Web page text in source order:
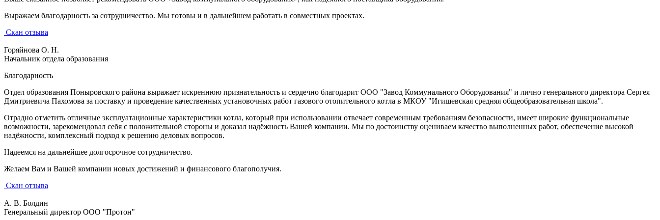
Выражаем благодарность за сотрудничество. Мы готовы и в дальнейшем работать в совместных проектах.
Скан отзыва
Горяйнова О. Н.
Начальник отдела образования
Благодарность
Отдел образования Поныровского района выражает искреннюю признательность и сердечно благодарит ООО "Завод Коммунального Оборудования" и лично генерального директора Сергея
Дмитриевича Пахомова за поставку и проведение качественных установочных работ газового отопительного котла в МКОУ "Игишевская средняя общеобразовательная школа".
Отрадно отметить отличные эксплуатационные характеристики котла, который при использовании отвечает современным требованиям безопасности, имеет широкие функциональные
возможности, зарекомендовал себя с положительной стороны и доказал надёжность Вашей компании. Мы по достоинству оцениваем качество выполненных работ, обеспечение высокой
надёжности, комплексный подход к решению деловых вопросов.
Надеемся на дальнейшее долгосрочное сотрудничество.
Желаем Вам и Вашей компании новых достижений и финансового благополучия.
Скан отзыва
А. В. Болдин
Генеральный директор ООО "Протон"